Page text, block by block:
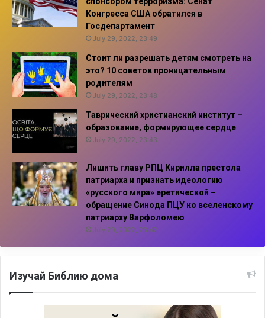
Конгресса США обратился в
Госдепартамент
July 29, 2022, 23:49
Стоит ли разрешать детям смотреть на
это? 10 советов проницательным
родителям
July 29, 2022, 23:48
Таврический христианский институт –
образование, формирующее сердце
July 29, 2022, 23:43
Лишить главу РПЦ Кирилла престола
патриарха и признать идеологию
«русского мира» еретической –
обращение Синода ПЦУ ко вселенскому
патриарху Варфоломею
July 29, 2022, 23:42
Изучай Библию дома